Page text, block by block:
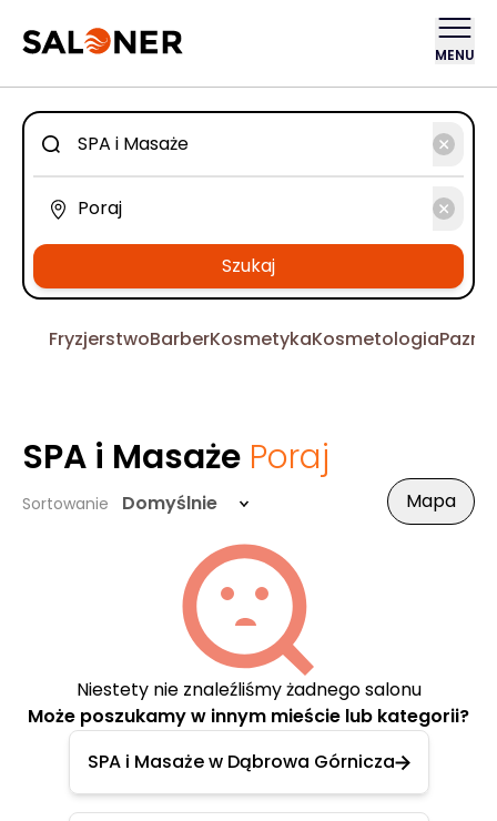
MENU
Szukaj
FryzjerstwoBarberKosmetykaKosmetologia
SPA i Masaże Poraj
Sortowanie Domyślnie Mapa
Niestety nie znaleźliśmy żadnego salonu
Może poszukamy w innym mieście lub kategorii?
SPA i Masaże w Dąbrowa Górnicza